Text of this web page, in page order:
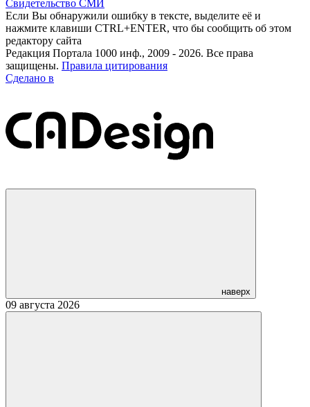
Свидетельство СМИ
Если Вы обнаружили ошибку в тексте, выделите её и
нажмите клавиши CTRL+ENTER, что бы сообщить об этом
редактору сайта
Редакция Портала 1000 инф., 2009 - 2026. Все права
защищены. Правила цитирования
Сделано в
наверх
09 августа 2026